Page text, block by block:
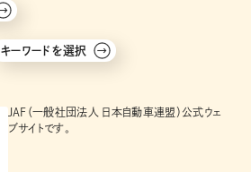
キーワードを選択
JAF（一般社団法人 日本自動車連盟）公式ウェ
ブサイトです。